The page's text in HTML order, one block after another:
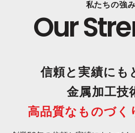
私たちの強み
Our
信頼と実績にも
金属加工技
高品質なものづく